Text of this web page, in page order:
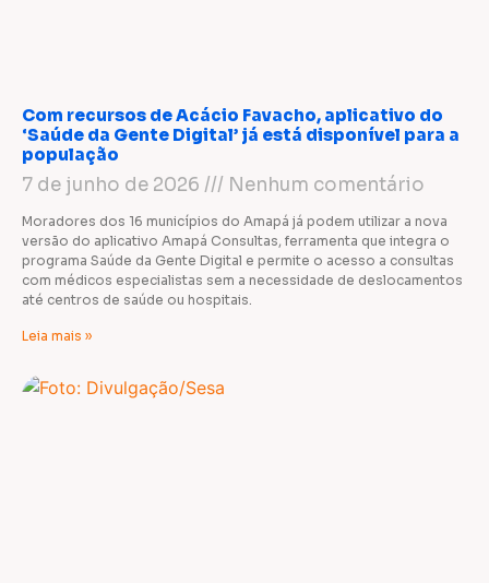
Com recursos de Acácio Favacho, aplicativo do
‘Saúde da Gente Digital’ já está disponível para a
população
7 de junho de 2026 Nenhum comentário
Moradores dos 16 municípios do Amapá já podem utilizar a nova
versão do aplicativo Amapá Consultas, ferramenta que integra o
programa Saúde da Gente Digital e permite o acesso a consultas
com médicos especialistas sem a necessidade de deslocamentos
até centros de saúde ou hospitais.
Leia mais »